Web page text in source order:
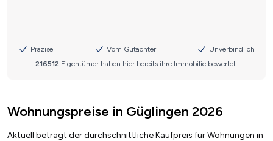
Wohnungspreise in Güglingen 2026
Aktuell beträgt der durchschnittliche Kaufpreis für Wohnungen in